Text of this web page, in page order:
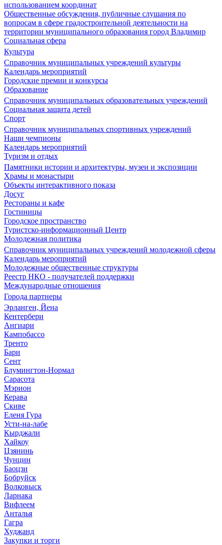
использованием координат
Общественные обсуждения, публичные слушания по
вопросам в сфере градостроительной деятельности на
территории муниципального образования город Владимир
Социальная сфера
Культура
Справочник муниципальных учреждений культуры
Календарь мероприятий
Городские премии и конкурсы
Образование
Справочник муниципальных образовательных учреждений
Социальная защита детей
Спорт
Справочник муниципальных спортивных учреждений
Наши чемпионы
Календарь мероприятий
Туризм и отдых
Памятники истории и архитектуры, музеи и экспозиции
Храмы и монастыри
Объекты интерактивного показа
Досуг
Рестораны и кафе
Гостиницы
Городское пространство
Туристско-информационный Центр
Молодежная политика
Справочник муниципальных учреждений молодежной сферы
Календарь мероприятий
Молодежные общественные структуры
Реестр НКО - получателей поддержки
Международные отношения
Города партнеры
Эрланген, Йена
Кентербери
Ангиари
Кампобассо
Тренто
Бари
Сент
Блумингтон-Нормал
Сарасота
Мэрион
Керава
Скиве
Еленя Гура
Усти-на-лабе
Кырджали
Хайкоу
Цзянинь
Чунцин
Баоцзи
Бобруйск
Волковыск
Ларнака
Вифлеем
Анталья
Гагра
Худжанд
Закупки и торги